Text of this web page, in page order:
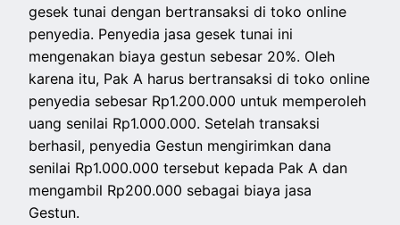
gesek tunai dengan bertransaksi di toko online
penyedia. Penyedia jasa gesek tunai ini
mengenakan biaya gestun sebesar 20%. Oleh
karena itu, Pak A harus bertransaksi di toko online
penyedia sebesar Rp1.200.000 untuk memperoleh
uang senilai Rp1.000.000. Setelah transaksi
berhasil, penyedia Gestun mengirimkan dana
senilai Rp1.000.000 tersebut kepada Pak A dan
mengambil Rp200.000 sebagai biaya jasa
Gestun.